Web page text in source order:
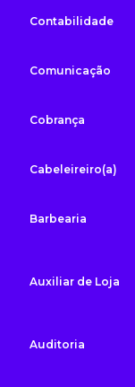
Contabilidade
Comunicação
Cobrança
Cabeleireiro(a)
Barbearia
Auxiliar de Loja
Auditoria